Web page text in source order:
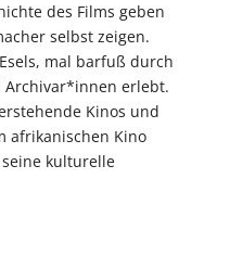
des Films geben
selbst zeigen.
mal barfuß durch
Archivar*innen erlebt.
Kinos und
afrikanischen Kino
kulturelle